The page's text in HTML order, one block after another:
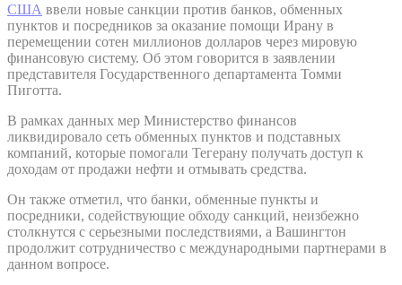
США ввели новые санкции против банков, обменных
пунктов и посредников за оказание помощи Ирану в
перемещении сотен миллионов долларов через мировую
финансовую систему. Об этом говорится в заявлении
представителя Государственного департамента Томми
Пиготта.
В рамках данных мер Министерство финансов
ликвидировало сеть обменных пунктов и подставных
компаний, которые помогали Тегерану получать доступ к
доходам от продажи нефти и отмывать средства.
Он также отметил, что банки, обменные пункты и
посредники, содействующие обходу санкций, неизбежно
столкнутся с серьезными последствиями, а Вашингтон
продолжит сотрудничество с международными партнерами в
данном вопросе.